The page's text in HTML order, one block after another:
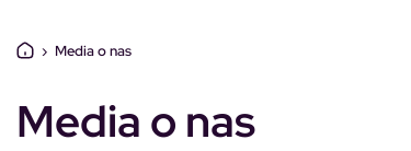
› Media o nas
Media o nas